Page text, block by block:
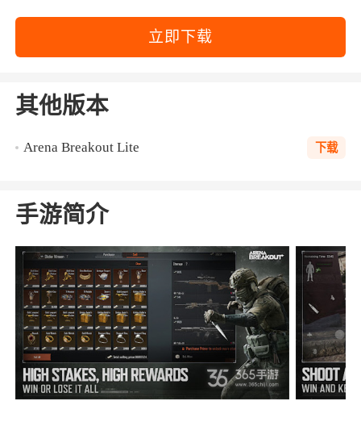
立即下载
其他版本
Arena Breakout Lite 下载
手游简介